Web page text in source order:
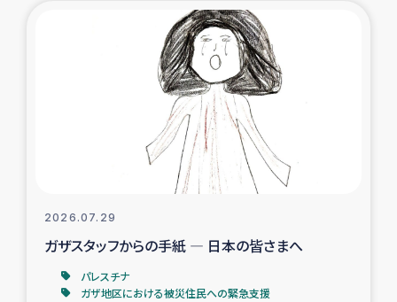
ガザ地区酪農を通した女性グループの生計支援
ふりかけ普及と食生活改善による栄養改善事業
フェアトレード事業
緊急支援事業
女性の生計向上を通じた子どもの栄養改善事業
民際教育
食べる
2026.07.29
ガザスタッフからの手紙 ― 日本の皆さまへ
パレスチナ
ガザ地区における被災住民への緊急支援